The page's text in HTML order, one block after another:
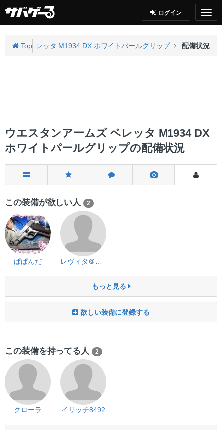
ログイン
Top
ームズ ベレッタ M1934 DX ホワイトパールグリップ 配備状況
ウエスタンアームズ ベレッタ M1934 DX
ホワイトパールグリップの配備状況
この装備が欲しい人 2
ぱぱんだ
もっと見る
欲しい装備に登録する
この装備を持ってる人 2
クローラ イリッチ8492